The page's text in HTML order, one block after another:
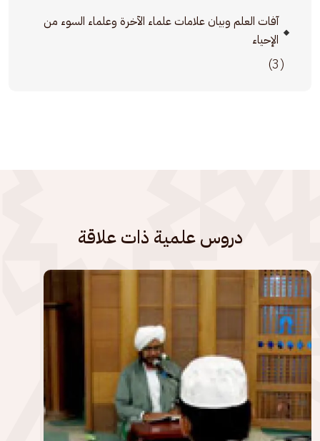
آفات العلم وبيان علامات علماء الآخرة وعلماء السوء من
الإحياء
(3)
دروس علمية ذات علاقة
الصورة